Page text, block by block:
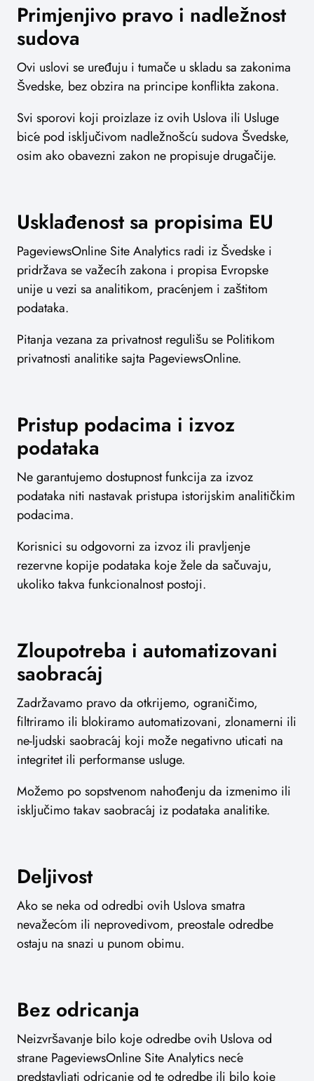
Primjenjivo pravo i nadležnost
sudova
Ovi uslovi se uređuju i tumače u skladu sa zakonima
Švedske, bez obzira na principe konflikta zakona.
Svi sporovi koji proizlaze iz ovih Uslova ili Usluge
biće pod isključivom nadležnošću sudova Švedske,
osim ako obavezni zakon ne propisuje drugačije.
Usklađenost sa propisima EU
PageviewsOnline Site Analytics radi iz Švedske i
pridržava se važećih zakona i propisa Evropske
unije u vezi sa analitikom, praćenjem i zaštitom
podataka.
Pitanja vezana za privatnost regulišu se Politikom
privatnosti analitike sajta PageviewsOnline.
Pristup podacima i izvoz
podataka
Ne garantujemo dostupnost funkcija za izvoz
podataka niti nastavak pristupa istorijskim analitičkim
podacima.
Korisnici su odgovorni za izvoz ili pravljenje
rezervne kopije podataka koje žele da sačuvaju,
ukoliko takva funkcionalnost postoji.
Zloupotreba i automatizovani
saobraćaj
Zadržavamo pravo da otkrijemo, ograničimo,
filtriramo ili blokiramo automatizovani, zlonamerni ili
ne-ljudski saobraćaj koji može negativno uticati na
integritet ili performanse usluge.
Možemo po sopstvenom nahođenju da izmenimo ili
isključimo takav saobraćaj iz podataka analitike.
Deljivost
Ako se neka od odredbi ovih Uslova smatra
nevažećom ili neprovedivom, preostale odredbe
ostaju na snazi u punom obimu.
Bez odricanja
Neizvršavanje bilo koje odredbe ovih Uslova od
strane PageviewsOnline Site Analytics neće
predstavljati odricanje od te odredbe ili bilo koje